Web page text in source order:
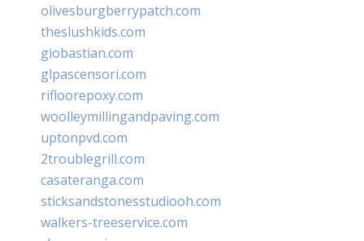
olivesburgberrypatch.com
theslushkids.com
giobastian.com
glpascensori.com
rifloorepoxy.com
woolleymillingandpaving.com
uptonpvd.com
2troublegrill.com
casateranga.com
sticksandstonesstudiooh.com
walkers-treeservice.com